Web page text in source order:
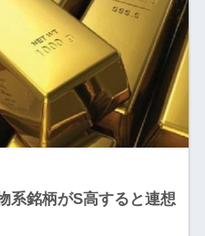
系銘柄がS高すると連想